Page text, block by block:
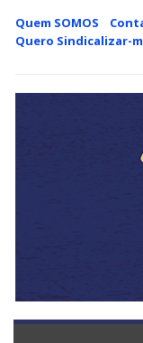
Skip
content
Quem SOMOS
Quero Sindicalizar-